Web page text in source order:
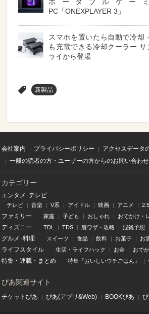
PC「ONEXPLAYER 3」
スマホを置いたら自動で冷却
も充電できる冷却クーラー サ
ライから登場
新製品
会社案内 プライバシーポリシー アクセスデータ
一般の読者の方・ユーザーの方からのお問い合わせ
カテゴリー
エンタメ･テレビ
テレビ 音楽 V系 アイドル 映画 アニメ
ファミリー 家庭 子ども おしゃれ おでかけ・
ディズニー TDL TDS 裏ワザ・攻略 混雑予想
グルメ･料理 スイーツ 食品 飲料 お菓子 お
ライフスタイル 生活・ライフハック お金 おで
特集 ・ 連載 ・ まとめ 特集『おいしいウチごはん』
ぴあ関連サイト
チケットぴあ ぴあ(アプリ&Web) BOOKぴあ